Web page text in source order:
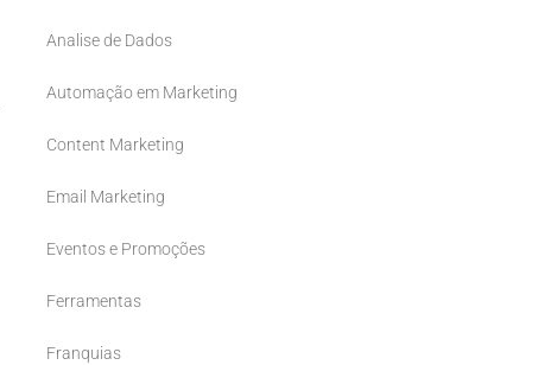
Analise de Dados
Automação em Marketing
Content Marketing
Email Marketing
Eventos e Promoções
Ferramentas
Franquias